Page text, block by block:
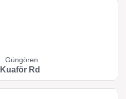
Güngören
Kuaför Rd